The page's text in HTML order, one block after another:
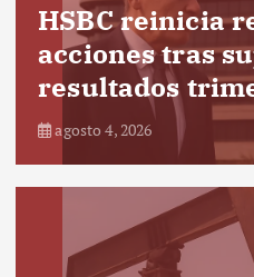
HSBC reinicia
acciones tras
resultados
agosto 4, 2026